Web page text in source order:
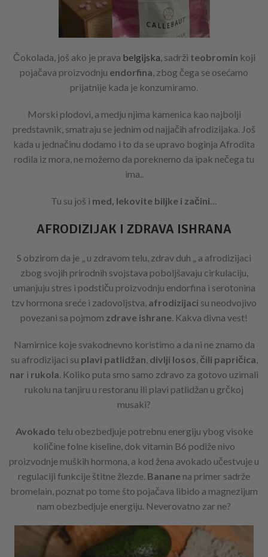
Čokolada, još ako je prava belgijska, sadrži teobromin koji
pojačava proizvodnju endorfina, zbog čega se osećamo
prijatnije kada je konzumiramo.
Morski plodovi, a medju njima kamenica kao najbolji
predstavnik, smatraju se jednim od najjačih afrodizijaka. Još
kada u jednačinu dodamo i to da se upravo boginja Afrodita
rodila iz mora, ne možemo da poreknemo da ipak nečega tu
ima..
Tu su još i med, lekovite biljke i začini…
AFRODIZIJAK I ZDRAVA ISHRANA
S obzirom da je „ u zdravom telu, zdrav duh „ a afrodizijaci
zbog svojih prirodnih svojstava poboljšavaju cirkulaciju,
umanjuju stres i podstiču proizvodnju endorfina i serotonina
tzv hormona sreće i zadovoljstva, afrodizijaci su neodvojivo
povezani sa pojmom zdrave ishrane. Kakva divna vest!
Namirnice koje svakodnevno koristimo a da ni ne znamo da
su afrodizijaci su plavi patlidžan, divlji losos, čili papričica,
nar i rukola. Koliko puta smo samo zdravo za gotovo uzimali
rukolu na tanjiru u restoranu ili plavi patlidžan u grčkoj
musaki?
Avokado telu obezbedjuje potrebnu energiju ybog visoke
količine folne kiseline, dok vitamin B6 podiže nivo
proizvodnje muških hormona, a kod žena avokado učestvuje u
regulaciji funkcije štitne žlezde. Banane na primer sadrže
bromelain, poznat po tome što pojačava libido a magnezijum
nam obezbedjuje energiju. Neverovatno zar ne?